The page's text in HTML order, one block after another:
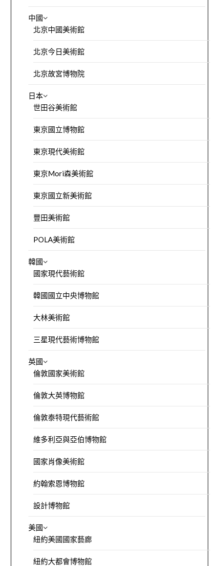
中國
北京中國美術館
北京今日美術館
北京故宮博物院
日本
世田谷美術館
東京國立博物館
東京現代美術館
東京Mori森美術館
東京國立新美術館
豐田美術館
POLA美術館
韓國
國家現代藝術館
韓國國立中央博物館
大林美術館
三星現代藝術博物館
英國
倫敦國家美術館
倫敦大英博物館
倫敦泰特現代藝術館
維多利亞與亞伯博物館
國家肖像美術館
約翰索恩博物館
設計博物館
美國
紐約美國國家藝廊
紐約大都會博物館